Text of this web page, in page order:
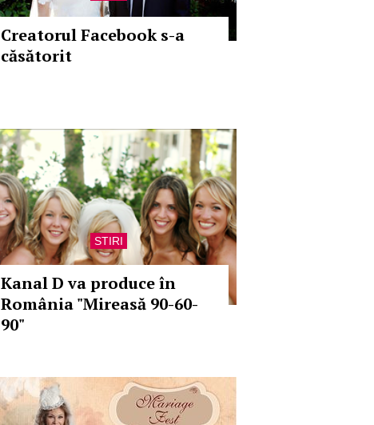
Creatorul Facebook s-a
căsătorit
STIRI
Kanal D va produce în
România "Mireasă 90-60-
90"